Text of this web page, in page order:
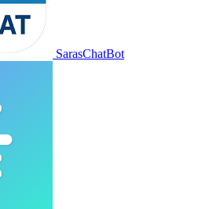
SarasChatBot